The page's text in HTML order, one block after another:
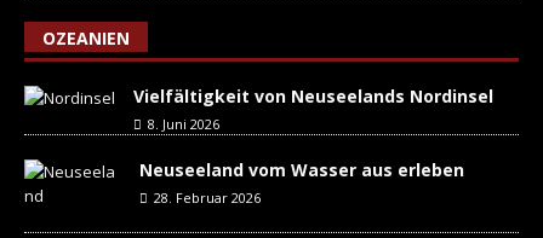
OZEANIEN
Vielfältigkeit von Neuseelands Nordinsel
8. Juni 2026
Neuseeland vom Wasser aus erleben
28. Februar 2026